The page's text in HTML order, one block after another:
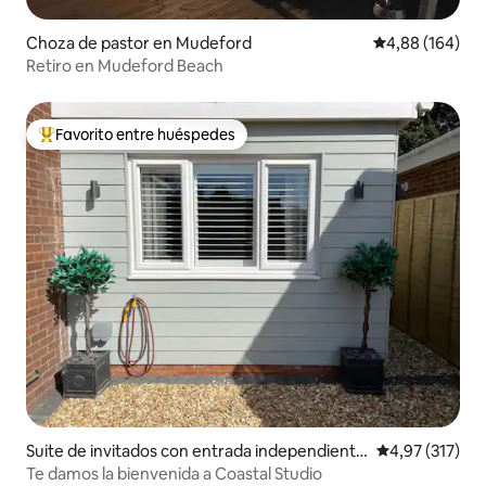
Choza de pastor en Mudeford Calificación
4,88 (164)
Retiro en Mudeford Beach
Favorito entre los huéspedes más destacados
Favorito entre huéspedes
Suite de invitados con entrada independiente
en Highcliffe
Calificación
4,97 (317)
Te damos la bienvenida a Coastal Studio